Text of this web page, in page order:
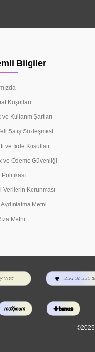
Bilgiler
Koşulları
ve Kullanm Şartları
Satış Sözleşmesi
ve İade Koşulları
ve Ödeme Güvenliği
Verilerin Korunması
Aydınlatma Metni
Metni
©2025